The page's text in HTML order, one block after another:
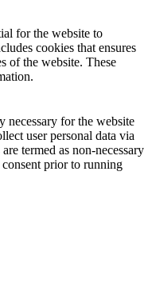
for the website to
cookies that ensures
of the website. These
necessary for the website
user personal data via
termed as non-necessary
prior to running